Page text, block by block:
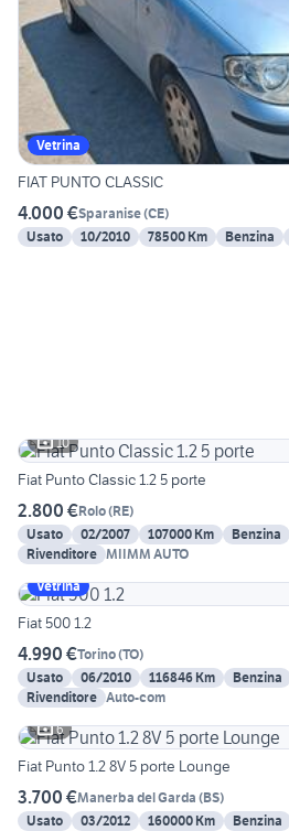
Vetrina
FIAT PUNTO CLASSIC
4.000 €Sparanise(CE)
Usato
10/2010 78500 Km Benzina
10
Fiat Punto Classic 1.2 5 porte
2.800 €Rolo(RE)
Usato
02/2007 107000 Km Benzina
Rivenditore MIIMM AUTO
Vetrina
Fiat 500 1.2
4.990 €Torino(TO)
Usato
06/2010 116846 Km Benzina
Rivenditore Auto-com
6
Fiat Punto 1.2 8V 5 porte Lounge
3.700 €Manerba del Garda (BS)
Usato
03/2012 160000 Km Benzina